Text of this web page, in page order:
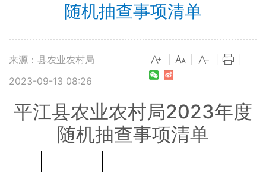
随机抽查事项清单
来源：县农业农村局
2023-09-13 08:26
平江县农业农村局2023年度
随机抽查事项清单